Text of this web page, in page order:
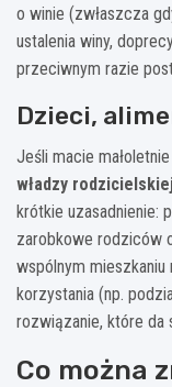
o winie (zwłaszcza
ustalenia winy,
przeciwnym razie
Dzieci,
Jeśli macie
władzy
krótkie uzasadnienie:
zarobkowe rodziców
wspólnym
korzystania (np.
rozwiązanie, które da
Co można